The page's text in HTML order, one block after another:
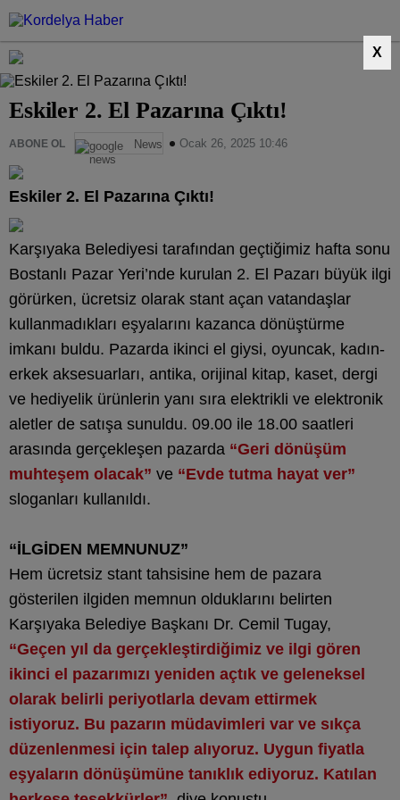
X
Eskiler 2. El Pazarına Çıktı!
ABONE OL News Ocak 26, 2025 10:46
Eskiler 2. El Pazarına Çıktı!
Karşıyaka Belediyesi tarafından geçtiğimiz hafta sonu
Bostanlı Pazar Yeri’nde kurulan 2. El Pazarı büyük ilgi
görürken, ücretsiz olarak stant açan vatandaşlar
kullanmadıkları eşyalarını kazanca dönüştürme
imkanı buldu. Pazarda ikinci el giysi, oyuncak, kadın-
erkek aksesuarları, antika, orijinal kitap, kaset, dergi
ve hediyelik ürünlerin yanı sıra elektrikli ve elektronik
aletler de satışa sunuldu. 09.00 ile 18.00 saatleri
arasında gerçekleşen pazarda “Geri dönüşüm
muhteşem olacak” ve “Evde tutma hayat ver”
sloganları kullanıldı.
“İLGİDEN MEMNUNUZ”
Hem ücretsiz stant tahsisine hem de pazara
gösterilen ilgiden memnun olduklarını belirten
Karşıyaka Belediye Başkanı Dr. Cemil Tugay,
“Geçen yıl da gerçekleştirdiğimiz ve ilgi gören
ikinci el pazarımızı yeniden açtık ve geleneksel
olarak belirli periyotlarla devam ettirmek
istiyoruz. Bu pazarın müdavimleri var ve sıkça
düzenlenmesi için talep alıyoruz. Uygun fiyatla
eşyaların dönüşümüne tanıklık ediyoruz. Katılan